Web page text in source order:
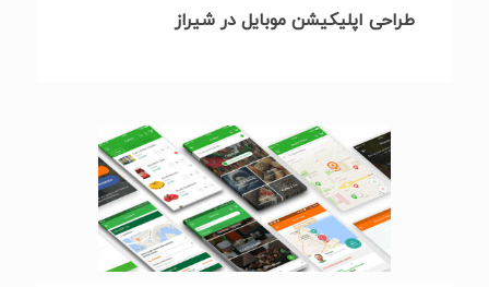
طراحی اپلیکیشن موبایل در شیراز